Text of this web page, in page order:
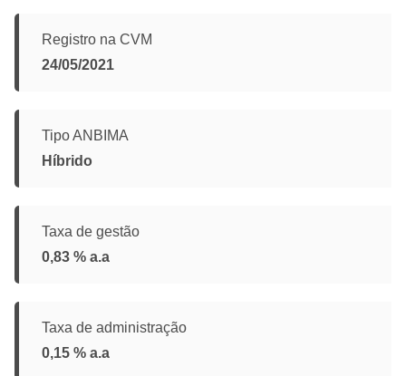
Registro na CVM
24/05/2021
Tipo ANBIMA
Híbrido
Taxa de gestão
0,83 % a.a
Taxa de administração
0,15 % a.a